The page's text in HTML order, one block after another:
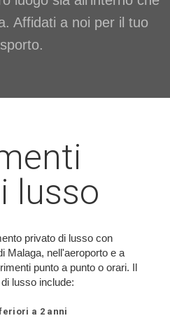
Affidati a noi per il tuo
lusso
privato di lusso con
Malaga, nell'aeroporto e a
punto a punto o orari. Il
lusso include:
a 2 anni